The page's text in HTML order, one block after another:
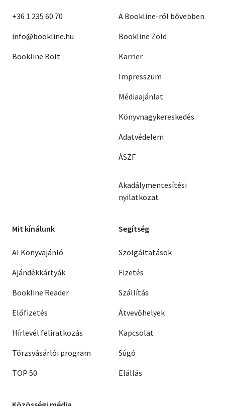
+36 1 235 60 70
info@bookline.hu
Bookline Bolt
A Bookline-ról bővebben
Bookline Zöld
Karrier
Impresszum
Médiaajánlat
Könyvnagykereskedés
Adatvédelem
ÁSZF
Akadálymentesítési
nyilatkozat
Mit kínálunk
AI Könyvajánló
Ajándékkártyák
Bookline Reader
Előfizetés
Hírlevél feliratkozás
Törzsvásárlói program
TOP 50
Segítség
Szolgáltatások
Fizetés
Szállítás
Átvevőhelyek
Kapcsolat
Súgó
Elállás